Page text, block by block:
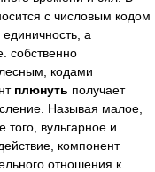
с числовым кодом
единичность, а
собственно
кодами
плюнуть получает
Называя малое,
того, вульгарное и
компонент
отношения к